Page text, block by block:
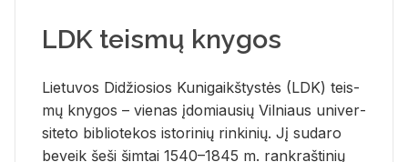
LDK teismų knygos
Lie­tu­vos Di­džio­sios Ku­ni­gaikš­tys­tės (LDK) teis­
mų kny­gos – vie­nas įdo­miau­sių Vil­niaus uni­ver­
si­te­to bi­b­lio­te­kos is­to­ri­nių rin­ki­nių. Jį su­da­ro
be­veik šeši šim­tai 1540–1845 m. rank­raš­ti­nių